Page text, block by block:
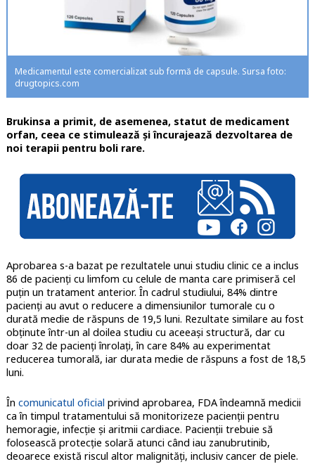
Medicamentul este comercializat sub formă de capsule. Sursa foto:
drugtopics.com
Brukinsa a primit, de asemenea, statut de medicament
orfan, ceea ce stimulează și încurajează dezvoltarea de
noi terapii pentru boli rare.
Aprobarea s-a bazat pe rezultatele unui studiu clinic ce a inclus
86 de pacienți cu limfom cu celule de manta care primiseră cel
puțin un tratament anterior. În cadrul studiului, 84% dintre
pacienți au avut o reducere a dimensiunilor tumorale cu o
durată medie de răspuns de 19,5 luni. Rezultate similare au fost
obținute într-un al doilea studiu cu aceeași structură, dar cu
doar 32 de pacienți înrolați, în care 84% au experimentat
reducerea tumorală, iar durata medie de răspuns a fost de 18,5
luni.
În comunicatul oficial privind aprobarea, FDA îndeamnă medicii
ca în timpul tratamentului să monitorizeze pacienții pentru
hemoragie, infecție și aritmii cardiace. Pacienții trebuie să
folosească protecție solară atunci când iau zanubrutinib,
deoarece există riscul altor malignități, inclusiv cancer de piele.